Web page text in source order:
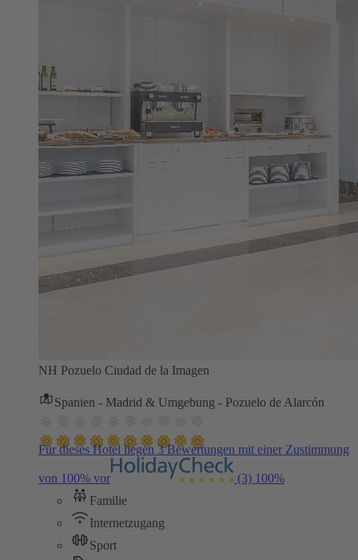
NH Pozuelo Ciudad de la Imagen
Spanien - Madrid & Umgebung - Pozuelo de Alarcón
Für dieses Hotel liegen 3 Bewertungen mit einer Zustimmung
von 100% vor (3) 100%
Familie
Internetzugang
Sport